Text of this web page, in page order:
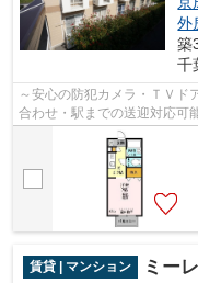
外
築
千
～安心の防犯カメラ・ＴＶ
合わせ・駅までの送迎対応可
賃貸 | マンション ミー